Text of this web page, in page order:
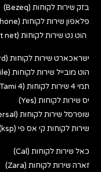
בזק שירות לקוחות (Bezeq)
פלאפון שירות לקוחות (Pelephone)
הוט נט שירות לקוחות (Hot net)
ישראכארט שירות לקוחות (Isracard)
הוט מובייל שירות לקוחות (Hot mobile)
תמי 4 שירות לקוחות (Tami 4)
יס שירות לקוחות (Yes)
שופרסל שירות לקוחות (Shufersal)
שירות לקוחות קי אס פי (ksp)
כאל שירות לקוחות (Cal)
זארה שירות לקוחות (Zara)